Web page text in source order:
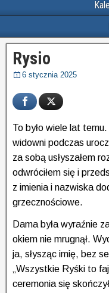
Rysio
6 stycznia 2025
To było wiele lat
widowni podczas
za sobą usłyszałem
odwróciłem się i
z imienia i nazwiska
grzecznościowe.
Dama była wyraźnie
okiem nie mrugnął.
ja, słysząc imię, bez
„Wszystkie Ryśki to
ceremonia się